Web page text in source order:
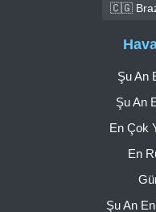
🇨🇬
Şu An
Şu An
En Çok
En
Şu An